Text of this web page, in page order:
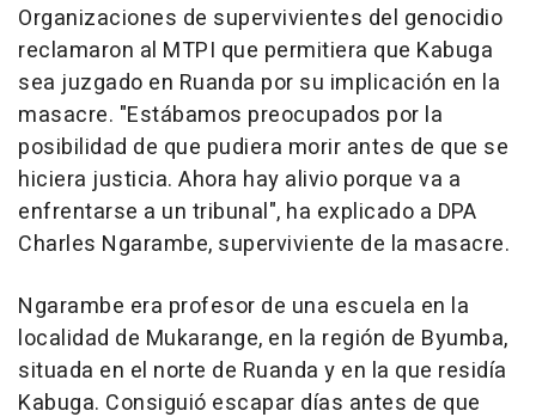
Organizaciones de supervivientes del genocidio
reclamaron al MTPI que permitiera que Kabuga
sea juzgado en Ruanda por su implicación en la
masacre. "Estábamos preocupados por la
posibilidad de que pudiera morir antes de que se
hiciera justicia. Ahora hay alivio porque va a
enfrentarse a un tribunal", ha explicado a DPA
Charles Ngarambe, superviviente de la masacre.
Ngarambe era profesor de una escuela en la
localidad de Mukarange, en la región de Byumba,
situada en el norte de Ruanda y en la que residía
Kabuga. Consiguió escapar días antes de que